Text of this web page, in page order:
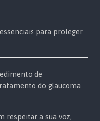
para proteger
de
do glaucoma
respeitar a sua voz,